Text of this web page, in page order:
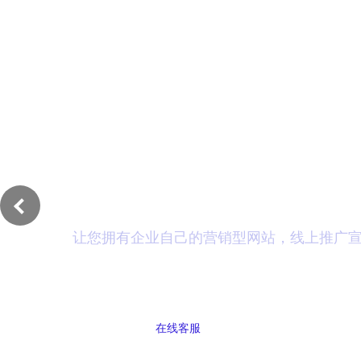
让您拥有企业自己的营销型网站，线上推广
在线客服